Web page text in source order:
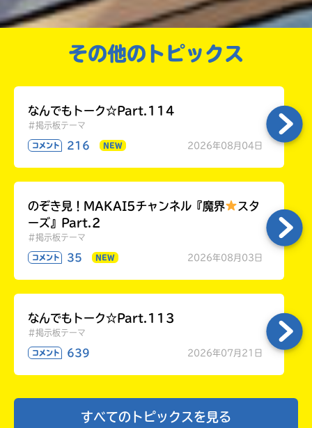
その他のトピックス
なんでもトーク☆Part.114
#掲示板テーマ
コメント 216 NEW 2026年08月04日
のぞき見！MAKAI5チャンネル『魔界
スタ
ーズ』Part.2
#掲示板テーマ
コメント 35 NEW 2026年08月03日
なんでもトーク☆Part.113
#掲示板テーマ
コメント 639 2026年07月21日
すべてのトピックスを見る